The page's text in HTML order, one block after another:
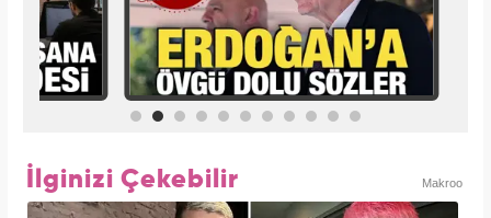
İlginizi Çekebilir Makroo